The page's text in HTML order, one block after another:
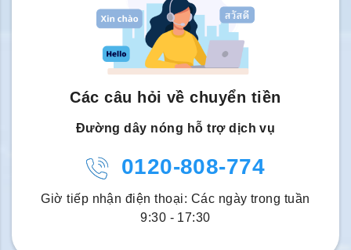
Các câu hỏi về chuyển tiền
Đường dây nóng hỗ trợ dịch vụ
0120-808-774
Giờ tiếp nhận điện thoại: Các ngày trong tuần
9:30 - 17:30